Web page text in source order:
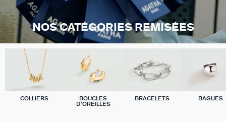
NOS CATÉGORIES REMISÉES
COLLIERS
BOUCLES
D'OREILLES
BRACELETS BAGUES